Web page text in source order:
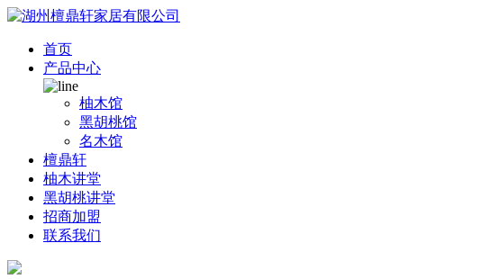
首页
产品中心
柚木馆
黑胡桃馆
名木馆
檀鼎轩
柚木讲堂
黑胡桃讲堂
招商加盟
联系我们